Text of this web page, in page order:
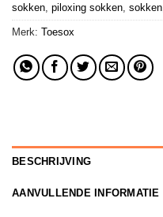
sokken piloxing sokken sokken
Merk: Toesox
BESCHRIJVING
AANVULLENDE INFORMATIE